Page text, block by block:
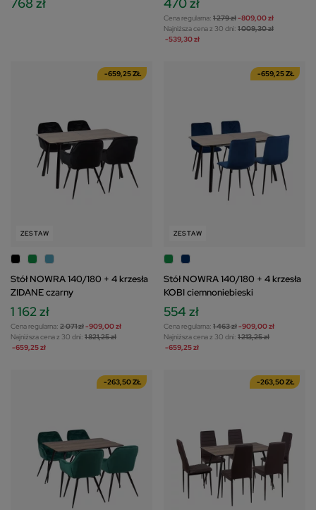
Cena regularna: 1 279 zł-809,00 zł
Najniższa cena z 30 dni: 1 009,30 zł
-539,30 zł
-659,25 ZŁ
ZESTAW
Stół NOWRA 140/180 + 4 krzesła
ZIDANE czarny
1 162 zł
Cena regularna: 2 071 zł-909,00 zł
Najniższa cena z 30 dni: 1 821,25 zł
-659,25 zł
-659,25 ZŁ
ZESTAW
Stół NOWRA 140/180 + 4 krzesła
KOBI ciemnoniebieski
554 zł
Cena regularna: 1 463 zł-909,00 zł
Najniższa cena z 30 dni: 1 213,25 zł
-659,25 zł
-263,50 ZŁ -263,50 ZŁ